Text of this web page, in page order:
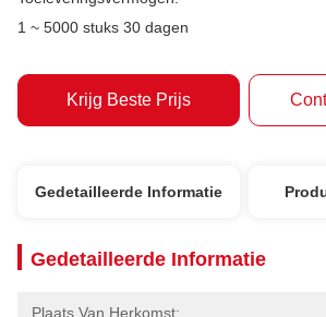
1 ~ 5000 stuks 30 dagen
Krijg Beste Prijs
Gedetailleerde Informatie
Gedetailleerde Informatie
Plaats Van Herkomst: